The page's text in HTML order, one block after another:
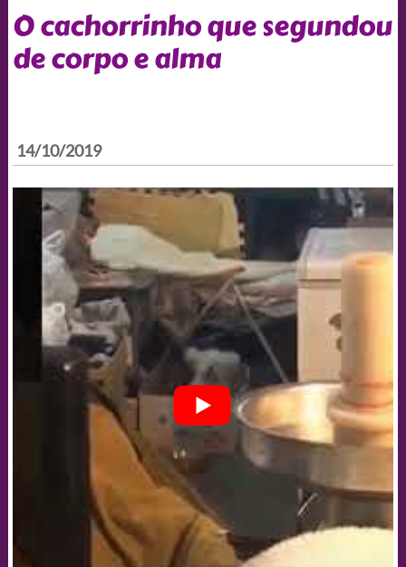
O cachorrinho que segundou
de corpo e alma
14/10/2019